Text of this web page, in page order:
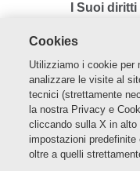
I Suoi
richiederci
che
Lei e
Cookies
Utilizziamo i cookie per
analizzare le visite al
tecnici (strettamente
la nostra Privacy e
cliccando sulla X in
impostazioni
oltre a quelli